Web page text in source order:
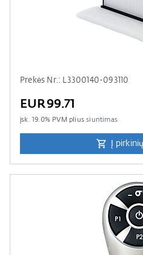
Prekės Nr.: L3300140-093110
EUR99.71
įsk. 19.0% PVM pliussiuntimas
Į